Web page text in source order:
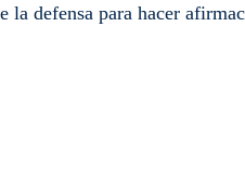
la defensa para hacer